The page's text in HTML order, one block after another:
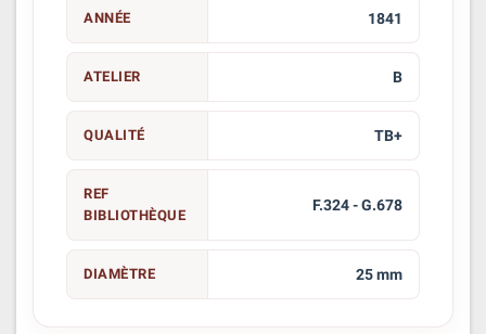
ANNÉE 1841
ATELIER B
QUALITÉ TB+
REF
BIBLIOTHÈQUE
F.324 - G.678
DIAMÈTRE 25 mm